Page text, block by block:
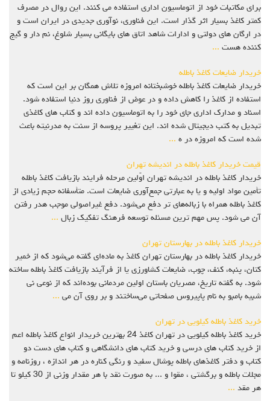
برای مکاتبات خود از اتوماسیون اداری استفاده می کنند. این روال در مصرف
کمتر کاغذ بسیار اثر گذار است. این فناوری، نوآوری جدیدی در ایران است و
در ارگان های دولتی و ادارات شاهد اتاق های بایگانی بسیار شلوغ، نم دار و گیج
کننده هست ...
خریدار ضایعات کاغذ باطله
خریدار ضایعات کاغذ باطله خوشبختانه امروزه تلاش همگان بر این است که
استفاده از کاغذ را کاهش داده و در عوض از فناوری روز دنیا استفاده شود.
اسناد و مدارک اداری جای خود را به اتوماسیون داده اند و کتاب های کاغذی
تبدیل به کتب دیجیتال شده اند. این تغییر پروسه از سنت به مدرنیته باعث
شده است که امروزه در ه ...
قیمت خریدار کاغذ باطله در اندیشه تهران
خریدار کاغذ باطله در اندیشه تهران اوّلین مرحله فرایند بازیافت کاغذ باطله
تأمین مواد اولیه و یا به عبارتی جمع‌آوری ضایعات است. متأسفانه حجم زیادی از
کاغذ باطله همراه با زباله‌های تر دفع می‌شود. دفع غیراصولی موجب هدر رفتن
آن می‌ شود. پس مهم‌ ترین مسئله توسعه فرهنگ تفکیک زبال ...
خریدار کاغذ باطله در بهارستان تهران
خریدار کاغذ باطله در بهارستان تهران کاغذ به ماده‌ای گفته می‌شود که از خمیر
کتان، پنبه، کنف، چوب، ضایعات کشاورزی یا از فرآیند بازیافت کاغذ باطله ساخته
شود. به گفته تاریخ، مصریان باستان اولین مردمانی بوده‌اند که از نوعی نی
شبیه بامبو به نام پاپیروس صفحاتی می‌ساختند و بر روی آن می ...
خرید کاغذ باطله کیلویی در تهران
خرید کاغذ باطله کیلویی در تهران کاغذ 24 بهترين خريدار انواع کاغذ باطله اعم
از خرید کتاب های درسی و خرید کتاب های دانشگاهی و کتاب های دست دو
کتاب و دفتر کاغذهاي باطله پوشال سفيد و رنگي کناره در هر اندازه ، روزنامه و
مجلات باطله و برگشتی ، مقوا و ... به صورت نقد با هر مقدار وزنی از 30 کیلو تا
هر مقد ...